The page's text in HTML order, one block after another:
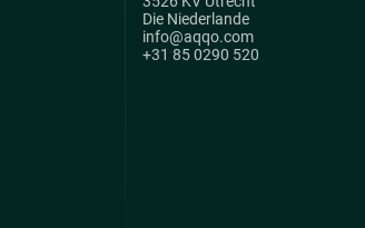
Die Niederlande
info@aqqo.com
+31 85 0290 520